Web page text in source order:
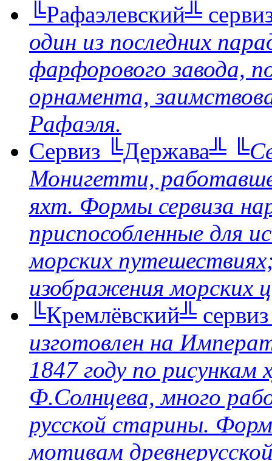
╚Рафаэлевский╩
один из последних
фарфорового завода,
орнамента,
Рафаэля.
Сервиз ╚Держава╩
Монигетти,
яхт. Формы сервиза
приспособленные для
морских
изображения морских
╚Кремлёвский╩
изготовлен на
1847 году по рисункам
Ф.Солнцева, много
русской старины.
мотивам